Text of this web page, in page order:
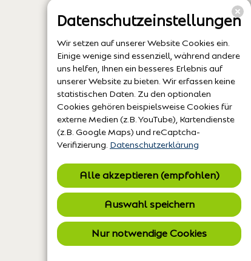
Datenschutzeinstellungen
Wir setzen auf unserer Website Cookies ein.
Einige wenige sind essenziell, während andere
uns helfen, Ihnen ein besseres Erlebnis auf
unserer Website zu bieten. Wir erfassen keine
statistischen Daten. Zu den optionalen
Cookies gehören beispielsweise Cookies für
externe Medien (z.B. YouTube), Kartendienste
(z.B. Google Maps) und reCaptcha-
Verifizierung. Datenschutzerklärung
Alle akzeptieren (empfohlen)
Auswahl speichern
Nur notwendige Cookies